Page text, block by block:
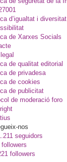
d’igualtat i diversitat
de Xarxes Socials
de qualitat editorial
de privadesa
de cookies
de publicitat
de moderació foro
nos
seguidors
followers
followers